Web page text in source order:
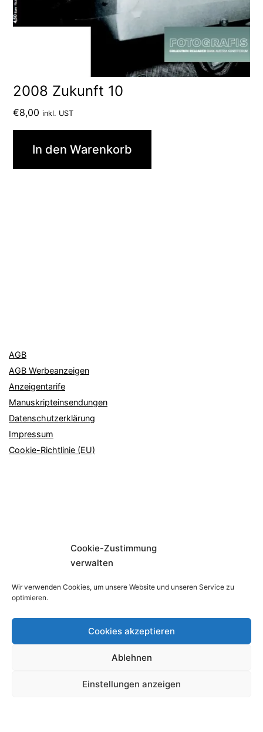
Cookie-Zustimmung
verwalten
Wir verwenden Cookies, um unsere Website und unseren Service zu
optimieren.
Cookies akzeptieren
Ablehnen
Einstellungen anzeigen
2008 Zukunft 10
€8,00 inkl. UST
In den Warenkorb
AGB
AGB Werbeanzeigen
Anzeigentarife
Manuskripteinsendungen
Datenschutzerklärung
Impressum
Cookie-Richtlinie (EU)